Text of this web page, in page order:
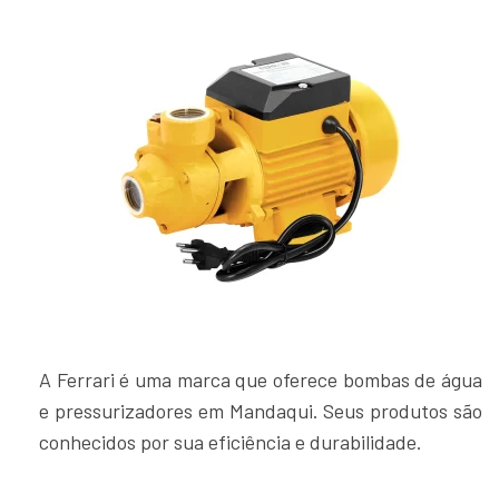
A Ferrari é uma marca que oferece bombas de água
e pressurizadores em Mandaqui. Seus produtos são
conhecidos por sua eficiência e durabilidade.